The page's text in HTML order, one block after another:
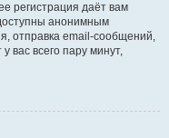
регистрация даёт вам
анонимным
отправка email-сообщений,
вас всего пару минут,